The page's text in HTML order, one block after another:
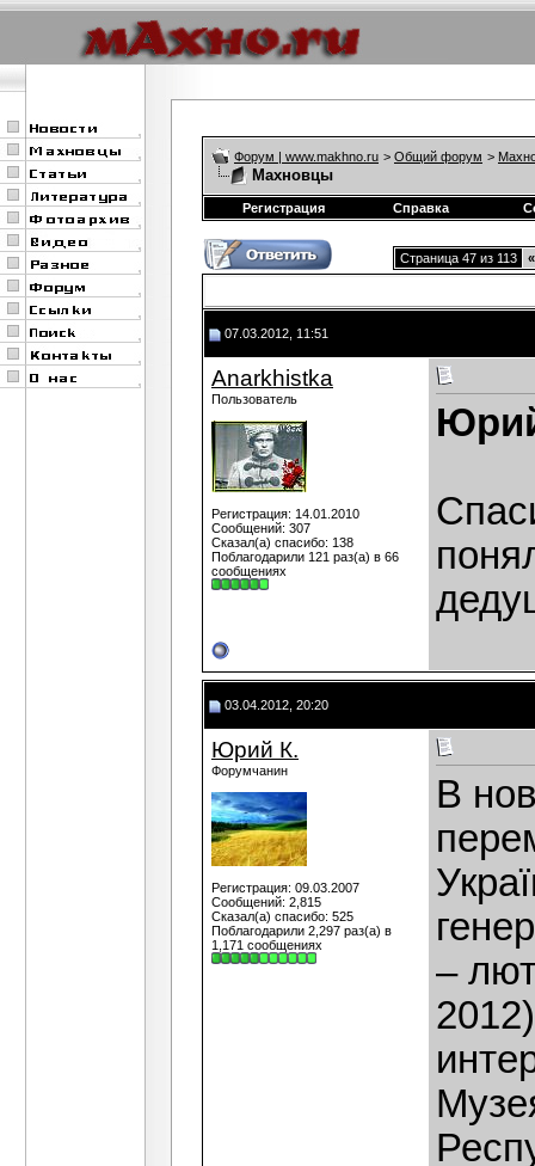
Форум | www.makhno.ru > Общий форум >
Махновцы
Регистрация Справка
Страница 47 из 113 «
07.03.2012, 11:51
Anarkhistka
Пользователь
Регистрация: 14.01.2010
Сообщений: 307
Сказал(а) спасибо: 138
Поблагодарили 121 раз(а) в 66
сообщениях
03.04.2012, 20:20
Юрий К.
Форумчанин
Регистрация: 09.03.2007
Сообщений: 2,815
Сказал(а) спасибо: 525
Поблагодарили 2,297 раз(а) в
1,171 сообщениях
В
–